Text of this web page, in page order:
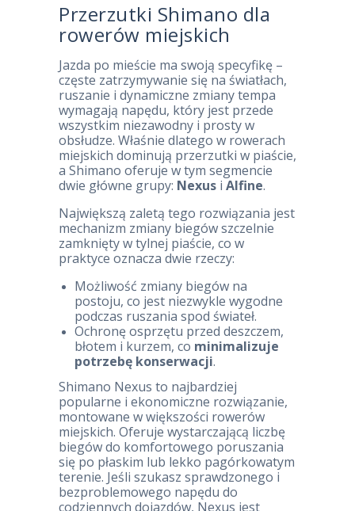
Przerzutki Shimano dla
rowerów miejskich
Jazda po mieście ma swoją specyfikę –
częste zatrzymywanie się na światłach,
ruszanie i dynamiczne zmiany tempa
wymagają napędu, który jest przede
wszystkim niezawodny i prosty w
obsłudze. Właśnie dlatego w rowerach
miejskich dominują przerzutki w piaście,
a Shimano oferuje w tym segmencie
dwie główne grupy: Nexus i Alfine.
Największą zaletą tego rozwiązania jest
mechanizm zmiany biegów szczelnie
zamknięty w tylnej piaście, co w
praktyce oznacza dwie rzeczy:
Możliwość zmiany biegów na
postoju, co jest niezwykle wygodne
podczas ruszania spod świateł.
Ochronę osprzętu przed deszczem,
błotem i kurzem, co minimalizuje
potrzebę konserwacji.
Shimano Nexus to najbardziej
popularne i ekonomiczne rozwiązanie,
montowane w większości rowerów
miejskich. Oferuje wystarczającą liczbę
biegów do komfortowego poruszania
się po płaskim lub lekko pagórkowatym
terenie. Jeśli szukasz sprawdzonego i
bezproblemowego napędu do
codziennych dojazdów, Nexus jest